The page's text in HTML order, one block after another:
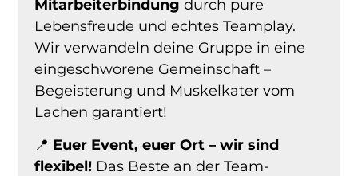
Mitarbeiterbindung durch pure
Lebensfreude und echtes Teamplay.
Wir verwandeln deine Gruppe in eine
eingeschworene Gemeinschaft –
Begeisterung und Muskelkater vom
Lachen garantiert!
📍 Euer Event, euer Ort – wir sind
flexibel! Das Beste an der Team-